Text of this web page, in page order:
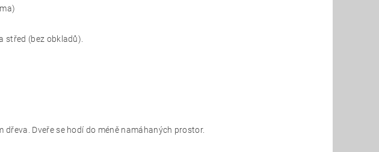
střed (bez obkladů).
Dveře se hodí do méně namáhaných prostor.